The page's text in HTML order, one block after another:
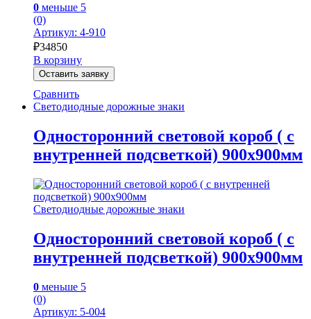
0 меньше 5
(0)
Артикул: 4-910
₽34850
В корзину
Оставить заявку
Сравнить
Светодиодные дорожные знаки
Односторонний световой короб ( с
внутренней подсветкой) 900х900мм
Светодиодные дорожные знаки
Односторонний световой короб ( с
внутренней подсветкой) 900х900мм
0 меньше 5
(0)
Артикул: 5-004